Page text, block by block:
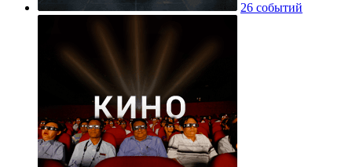
26 событий